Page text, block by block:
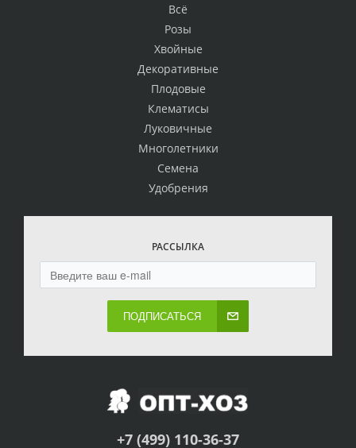
Всё
Розы
Хвойные
Декоративные
Плодовые
Клематисы
Луковичные
Многолетники
Семена
Удобрения
РАССЫЛКА
ПОДПИСАТЬСЯ
+7 (499) 110-36-37